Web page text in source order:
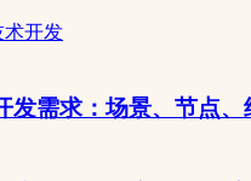
术开发
发需求：场景、节点、